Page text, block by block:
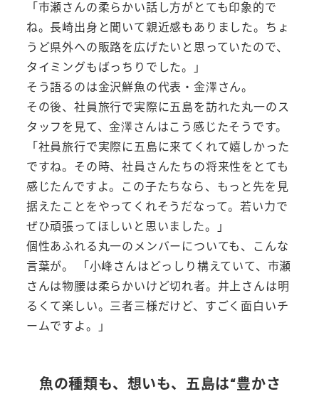
「市瀬さんの柔らかい話し方がとても印象的で
ね。長崎出身と聞いて親近感もありました。ちょ
うど県外への販路を広げたいと思っていたので、
タイミングもばっちりでした。」
そう語るのは金沢鮮魚の代表・金澤さん。
その後、社員旅行で実際に五島を訪れた丸一のス
タッフを見て、金澤さんはこう感じたそうです。
「社員旅行で実際に五島に来てくれて嬉しかった
ですね。その時、社員さんたちの将来性をとても
感じたんですよ。この子たちなら、もっと先を見
据えたことをやってくれそうだなって。若い力で
ぜひ頑張ってほしいと思いました。」
個性あふれる丸一のメンバーについても、こんな
言葉が。 「小峰さんはどっしり構えていて、市瀬
さんは物腰は柔らかいけど切れ者。井上さんは明
るくて楽しい。三者三様だけど、すごく面白いチ
ームですよ。」
魚の種類も、想いも、五島は“豊かさ